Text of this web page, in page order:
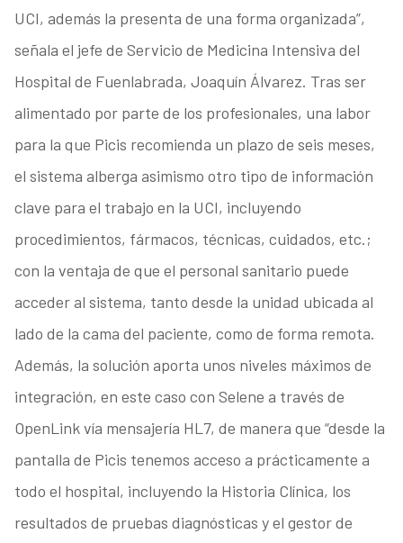
UCI, además la presenta de una forma organizada”,
señala el jefe de Servicio de Medicina Intensiva del
Hospital de Fuenlabrada, Joaquín Álvarez. Tras ser
alimentado por parte de los profesionales, una labor
para la que Picis recomienda un plazo de seis meses,
el sistema alberga asimismo otro tipo de información
clave para el trabajo en la UCI, incluyendo
procedimientos, fármacos, técnicas, cuidados, etc.;
con la ventaja de que el personal sanitario puede
acceder al sistema, tanto desde la unidad ubicada al
lado de la cama del paciente, como de forma remota.
Además, la solución aporta unos niveles máximos de
integración, en este caso con Selene a través de
OpenLink vía mensajería HL7, de manera que “desde la
pantalla de Picis tenemos acceso a prácticamente a
todo el hospital, incluyendo la Historia Clínica, los
resultados de pruebas diagnósticas y el gestor de